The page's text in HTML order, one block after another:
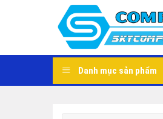
Danh mục sản phẩm